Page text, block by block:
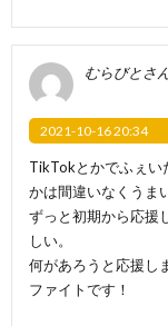
むらびとさ
2021-10-16 20:34
TikTokとかでふぇい
かは間違いなくうま
ずっと初期から応援
しい。
何があろうと応援し
ファイトです！